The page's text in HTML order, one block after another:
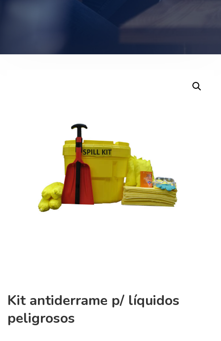
Kit antiderrame p/ líquidos
peligrosos